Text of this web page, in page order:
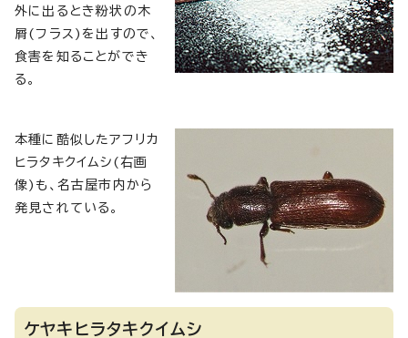
外に出るとき粉状の木
屑(フラス)を出すので、
食害を知ることができ
る。
本種に酷似したアフリカ
ヒラタキクイムシ(右画
像)も、名古屋市内から
発見されている。
ケヤキヒラタキクイムシ